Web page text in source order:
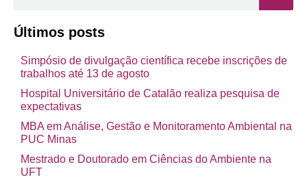
Últimos posts
Simpósio de divulgação científica recebe inscrições de
trabalhos até 13 de agosto
Hospital Universitário de Catalão realiza pesquisa de
expectativas
MBA em Análise, Gestão e Monitoramento Ambiental na
PUC Minas
Mestrado e Doutorado em Ciências do Ambiente na
UFT